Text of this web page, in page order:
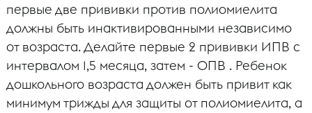
первые две прививки против полиомиелита
должны быть инактивированными независимо
от возраста. Делайте первые 2 прививки ИПВ с
интервалом 1,5 месяца, затем - ОПВ . Ребенок
дошкольного возраста должен быть привит как
минимум трижды для защиты от полиомиелита, а